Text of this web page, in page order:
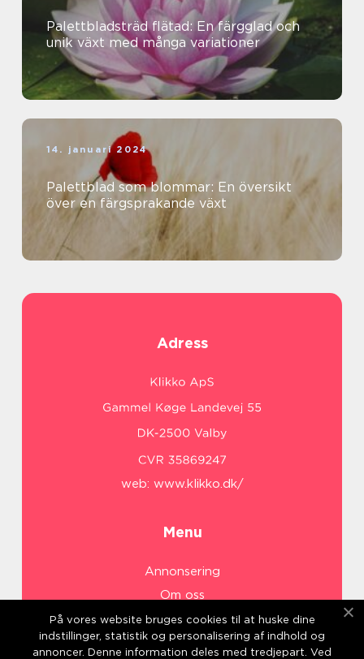
Palettbladsträd flätad: En färgglad och
unik växt med många variationer
14. januari 2024
Palettblad som blommar: En översikt
över en färgsprakande växt
Adress
web: www.klikko.dk/
Menu
Annonsering
Om oss
Cookies
Kontakta oss
På vores website bruges cookies til at huske dine
indstillinger, statistik og personalisering af indhold og
annoncer. Denne information deles med tredjepart. Ved